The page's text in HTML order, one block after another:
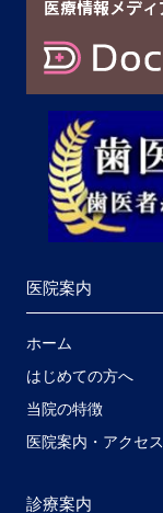
医院案内
ホーム
はじめての方へ
当院の特徴
医院案内・アクセス
診療案内